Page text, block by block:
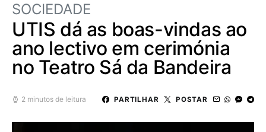
SOCIEDADE
UTIS dá as boas-vindas ao
ano lectivo em cerimónia
no Teatro Sá da Bandeira
2 minutos de leitura PARTILHAR POSTAR